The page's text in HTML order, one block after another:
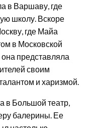
в Варшаву, где
школу. Вскоре
где Майа
в Московской
представляла
своим
и харизмой.
в Большой театр,
балерины. Ее